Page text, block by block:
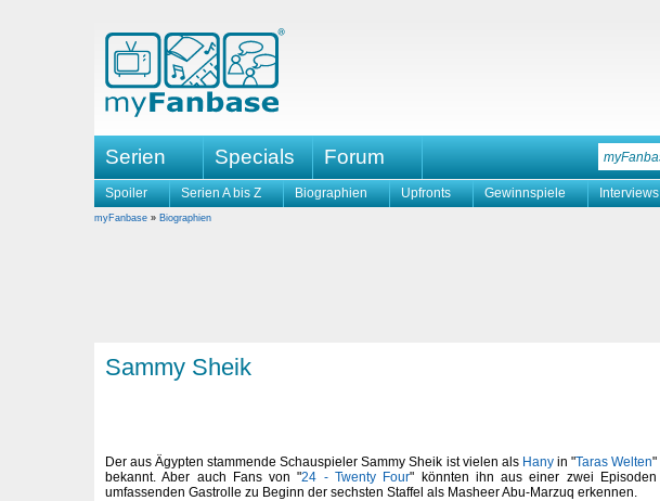
Serien Specials Forum
Spoiler Serien A bis Z Biographien Upfronts Gewinnspiele Interviews
myFanbase » Biographien
Sammy Sheik
Der aus Ägypten stammende Schauspieler Sammy Sheik ist vielen als Hanyin "Taras Welten"
bekannt. Aber auch Fans von "24 - Twenty Four" könnten ihn aus einer zwei Episoden
umfassenden Gastrolle zu Beginn der sechsten Staffel als Masheer Abu-Marzuq erkennen.